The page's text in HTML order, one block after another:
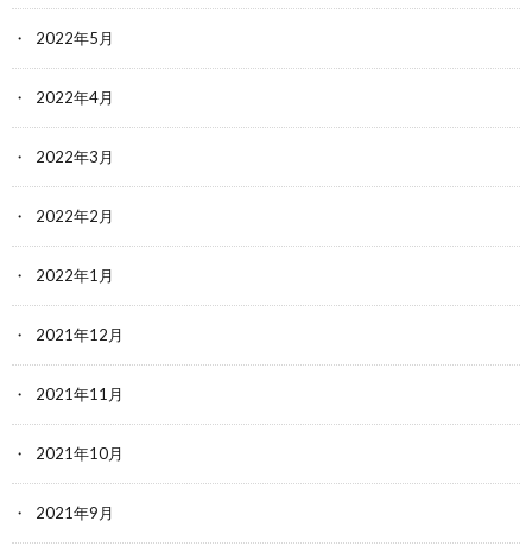
2022年5月
2022年4月
2022年3月
2022年2月
2022年1月
2021年12月
2021年11月
2021年10月
2021年9月